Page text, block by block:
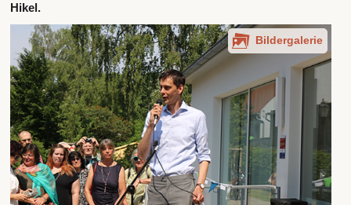
Hikel.
Bildergalerie